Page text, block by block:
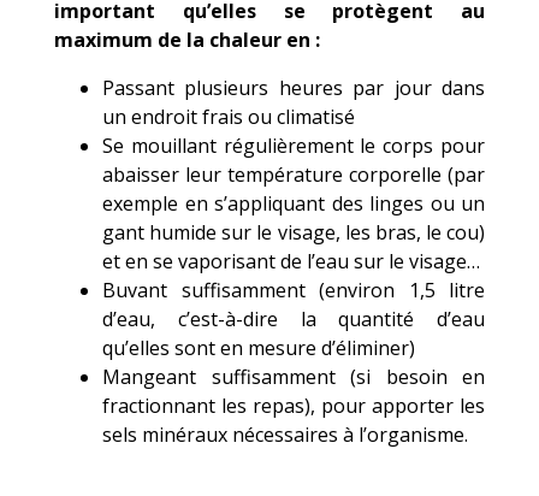
important qu’elles se protègent au
maximum de la chaleur en :
Passant plusieurs heures par jour dans
un endroit frais ou climatisé
Se mouillant régulièrement le corps pour
abaisser leur température corporelle (par
exemple en s’appliquant des linges ou un
gant humide sur le visage, les bras, le cou)
et en se vaporisant de l’eau sur le visage…
Buvant suffisamment (environ 1,5 litre
d’eau, c’est-à-dire la quantité d’eau
qu’elles sont en mesure d’éliminer)
Mangeant suffisamment (si besoin en
fractionnant les repas), pour apporter les
sels minéraux nécessaires à l’organisme.